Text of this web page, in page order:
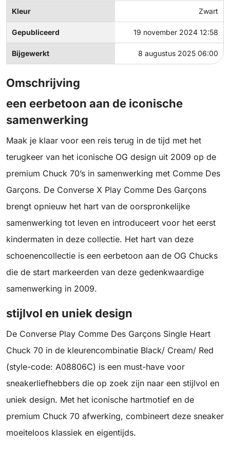
Kleur Zwart
Gepubliceerd 19 november 2024 12:58
Bijgewerkt 8 augustus 2025 06:00
Omschrijving
een eerbetoon aan de iconische
samenwerking
Maak je klaar voor een reis terug in de tijd met het
terugkeer van het iconische OG design uit 2009 op de
premium Chuck 70’s in samenwerking met Comme Des
Garçons. De Converse X Play Comme Des Garçons
brengt opnieuw het hart van de oorspronkelijke
samenwerking tot leven en introduceert voor het eerst
kindermaten in deze collectie. Het hart van deze
schoenencollectie is een eerbetoon aan de OG Chucks
die de start markeerden van deze gedenkwaardige
samenwerking in 2009.
stijlvol en uniek design
De Converse Play Comme Des Garçons Single Heart
Chuck 70 in de kleurencombinatie Black/ Cream/ Red
(style-code: A08806C) is een must-have voor
sneakerliefhebbers die op zoek zijn naar een stijlvol en
uniek design. Met het iconische hartmotief en de
premium Chuck 70 afwerking, combineert deze sneaker
moeiteloos klassiek en eigentijds.